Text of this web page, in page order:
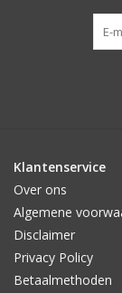
Klantenservice
Over ons
Algemene
Disclaimer
Privacy Policy
Betaalmethoden